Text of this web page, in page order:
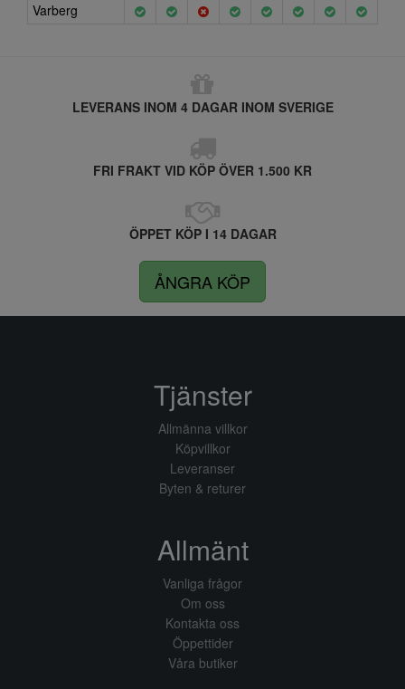
Varberg
LEVERANS INOM 4 DAGAR INOM SVERIGE
FRI FRAKT VID KÖP ÖVER 1.500 KR
ÖPPET KÖP I 14 DAGAR
ÅNGRA KÖP
Tjänster
Allmänna villkor
Köpvillkor
Leveranser
Byten & returer
Allmänt
Vanliga frågor
Om oss
Kontakta oss
Öppettider
Våra butiker